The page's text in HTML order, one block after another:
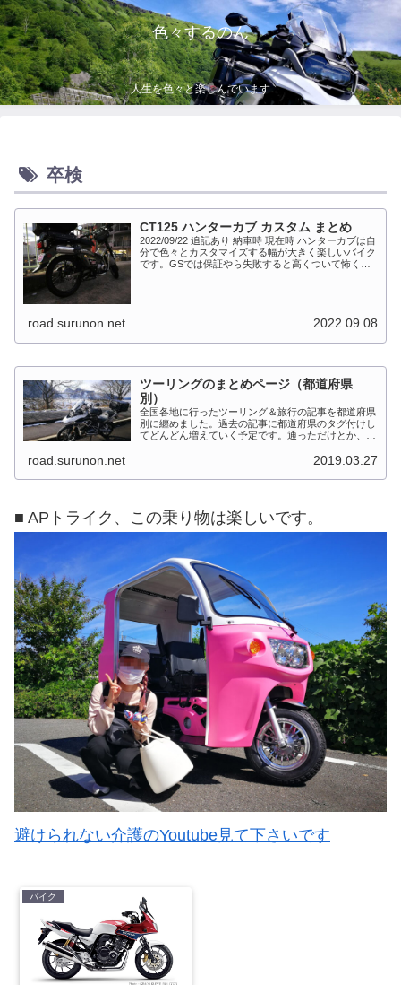
色々するのん
人生を色々と楽しんでいます
卒検
CT125 ハンターカブ カスタム まとめ
2022/09/22 追記あり 納車時 現在時 ハンターカブは自
分で色々とカスタマイズする幅が大きく楽しいバイク
です。GSでは保証やら失敗すると高くついて怖くて
road.surunon.net 2022.09.08
ツーリングのまとめページ（都道府県
別）
全国各地に行ったツーリング＆旅行の記事を都道府県
別に纏めました。過去の記事に都道府県のタグ付けし
てどんどん増えていく予定です。通っただけとか、中
なかなか難しいですね、能登半島とか北陸とか、石
road.surunon.net 2019.03.27
■ APトライク、この乗り物は楽しいです。
避けられない介護のYoutube見て下さいです
バイク